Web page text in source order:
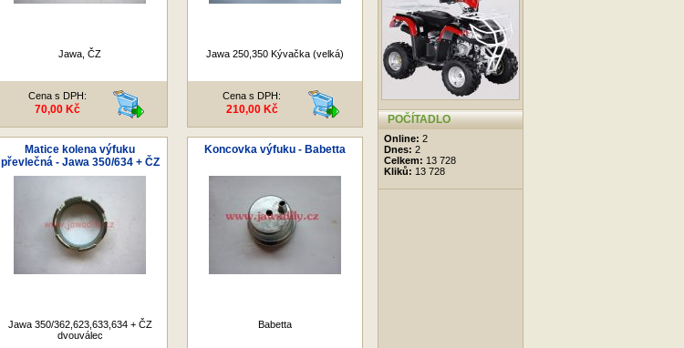
Jawa, ČZ
Cena s DPH:
70,00 Kč
Jawa 250,350 Kývačka (velká)
Cena s DPH:
210,00 Kč
Matice kolena výfuku
převlečná - Jawa 350/634 + ČZ
Jawa 350/362,623,633,634 + ČZ
dvouválec
Koncovka výfuku - Babetta
Babetta
POČÍTADLO
Online: 2
Dnes: 2
Celkem: 13 728
Kliků: 13 728